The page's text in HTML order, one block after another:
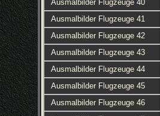
Ausmalbilder Flugzeuge 40
Ausmalbilder Flugzeuge 41
Ausmalbilder Flugzeuge 42
Ausmalbilder Flugzeuge 43
Ausmalbilder Flugzeuge 44
Ausmalbilder Flugzeuge 45
Ausmalbilder Flugzeuge 46